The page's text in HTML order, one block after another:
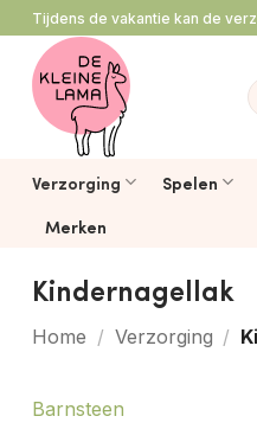
naar
inhoud
Tijdens de vakantie kan de
Verzorging Spelen
Merken
Kindernagellak
Home / Verzorging /
Barnsteen